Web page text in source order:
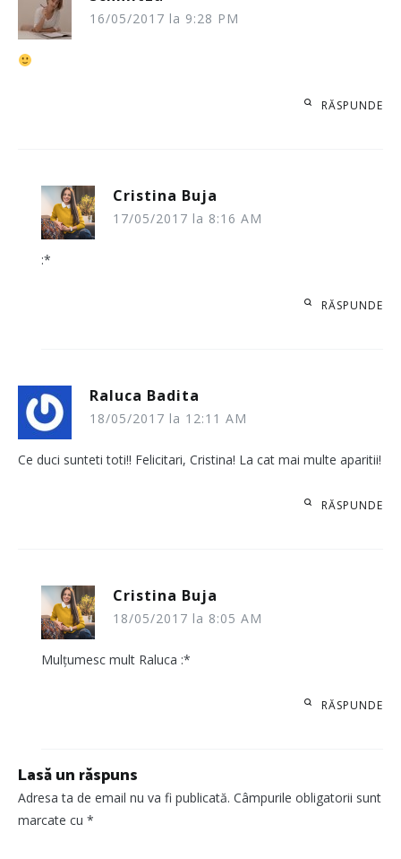
16/05/2017 la 9:28 PM
RĂSPUNDE
Cristina Buja
17/05/2017 la 8:16 AM
:*
RĂSPUNDE
Raluca Badita
18/05/2017 la 12:11 AM
Ce duci sunteti toti!! Felicitari, Cristina! La cat mai multe aparitii!
RĂSPUNDE
Cristina Buja
18/05/2017 la 8:05 AM
Mulțumesc mult Raluca :*
RĂSPUNDE
Lasă un răspuns
Adresa ta de email nu va fi publicată. Câmpurile obligatorii sunt
marcate cu *